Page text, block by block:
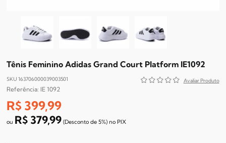
Tênis Feminino Adidas Grand Court Platform IE1092
SKU 163706000039003501
IE 1092
R$ 399,99
R$ 379,99 (Desconto de 5%) no PIX